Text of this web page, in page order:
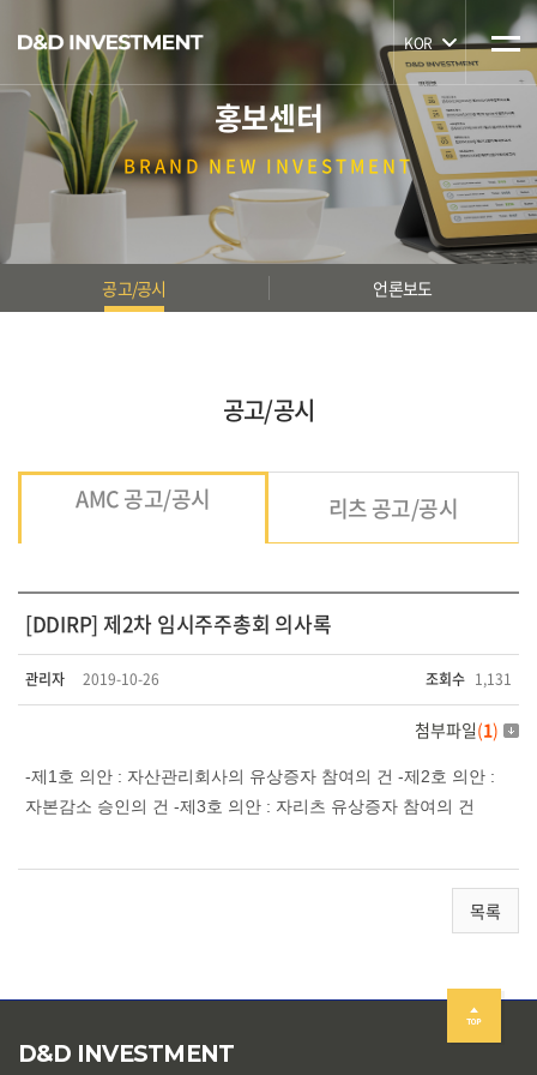
KOR
홍보센터
BRANDNEW INVESTMENT
공고/공시 언론보도
공고/공시
AMC 공고/공시 리츠 공고/공시
[DDIRP] 제2차 임시주주총회 의사록
관리자 2019-10-26 조회수 1,131
첨부파일(1)
-제1호 의안 : 자산관리회사의 유상증자 참여의 건 -제2호 의안 :
자본감소 승인의 건 -제3호 의안 : 자리츠 유상증자 참여의 건
목록
D&D INVESTMENT